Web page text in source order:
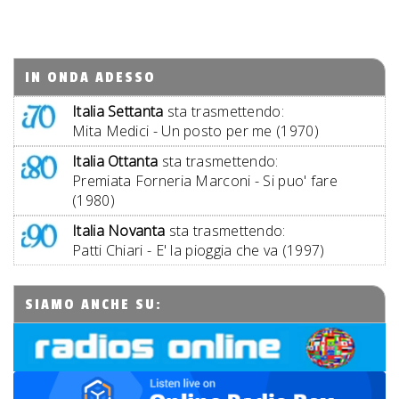
IN ONDA ADESSO
Italia Settanta sta trasmettendo:
Mita Medici - Un posto per me (1970)
Italia Ottanta sta trasmettendo:
Premiata Forneria Marconi - Si puo' fare
(1980)
Italia Novanta sta trasmettendo:
Patti Chiari - E' la pioggia che va (1997)
SIAMO ANCHE SU: